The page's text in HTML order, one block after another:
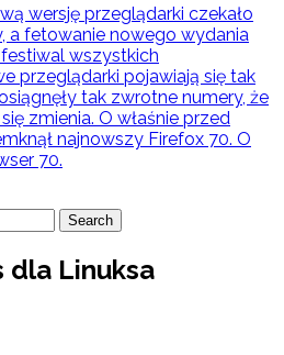
wersję przeglądarki czekało
a fetowanie nowego wydania
wszystkich
przeglądarki pojawiają się tak
tak zwrotne numery, że
zmienia. O właśnie przed
najnowszy Firefox 70. O
70.
Search
dla Linuksa